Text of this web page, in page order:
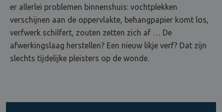
er allerlei problemen binnenshuis: vochtplekken
verschijnen aan de oppervlakte, behangpapier komt los,
verfwerk schilfert, zouten zetten zich af … De
afwerkingslaag herstellen? Een nieuw likje verf? Dat zijn
slechts tijdelijke pleisters op de wonde.